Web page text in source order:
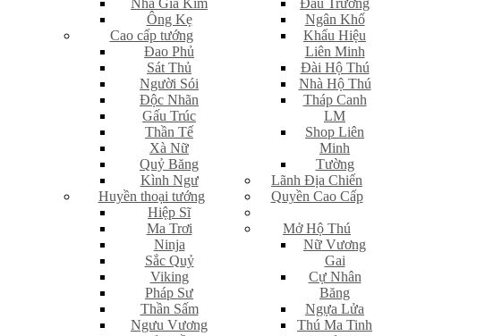
Nhà Giả Kim
Ông Kẹ
Cao cấp tướng
Đao Phủ
Sát Thủ
Người Sói
Độc Nhãn
Gấu Trúc
Thần Tế
Xà Nữ
Quỷ Băng
Kình Ngư
Huyền thoại tướng
Hiệp Sĩ
Ma Trơi
Ninja
Sắc Quỷ
Viking
Pháp Sư
Thần Sấm
Ngưu Vương
Đấu Trường
Ngân Khố
Khẩu Hiệu
Liên Minh
Đài Hộ Thú
Nhà Hộ Thú
Tháp Canh
LM
Shop Liên
Minh
Tường
Lãnh Địa Chiến
Quyền Cao Cấp
Mở Hộ Thú
Nữ Vương
Gai
Cự Nhân
Băng
Ngựa Lửa
Thú Ma Tinh